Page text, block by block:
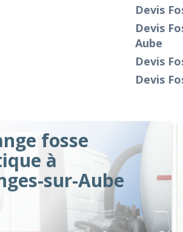
Devis
Devis
Aube
Devis
Devis
fosse
à
sur-Aube